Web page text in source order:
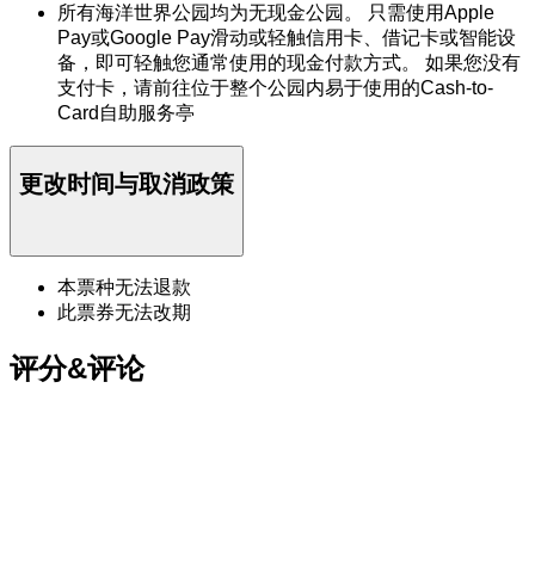
所有海洋世界公园均为无现金公园。 只需使用Apple
Pay或Google Pay滑动或轻触信用卡、借记卡或智能设
备，即可轻触您通常使用的现金付款方式。 如果您没有
支付卡，请前往位于整个公园内易于使用的Cash-to-
Card自助服务亭
更改时间与取消政策
本票种无法退款
此票券无法改期
评分&评论